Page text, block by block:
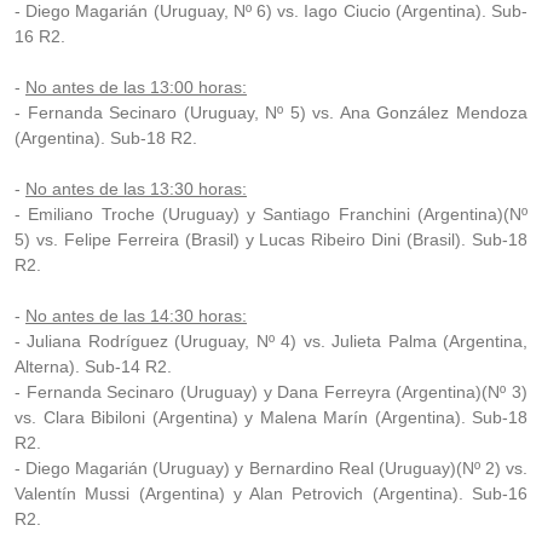
- Diego Magarián (Uruguay, Nº 6) vs. Iago Ciucio (Argentina). Sub-
16 R2.
- No antes de las 13:00 horas:
- Fernanda Secinaro (Uruguay, Nº 5) vs. Ana González Mendoza
(Argentina). Sub-18 R2.
- No antes de las 13:30 horas:
- Emiliano Troche (Uruguay) y Santiago Franchini (Argentina)(Nº
5) vs. Felipe Ferreira (Brasil) y Lucas Ribeiro Dini (Brasil). Sub-18
R2.
- No antes de las 14:30 horas:
- Juliana Rodríguez (Uruguay, Nº 4) vs. Julieta Palma (Argentina,
Alterna). Sub-14 R2.
- Fernanda Secinaro (Uruguay) y Dana Ferreyra (Argentina)(Nº 3)
vs. Clara Bibiloni (Argentina) y Malena Marín (Argentina). Sub-18
R2.
- Diego Magarián (Uruguay) y Bernardino Real (Uruguay)(Nº 2) vs.
Valentín Mussi (Argentina) y Alan Petrovich (Argentina). Sub-16
R2.